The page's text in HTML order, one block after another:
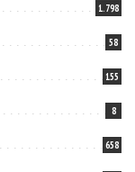
1.798
58
155
8
658